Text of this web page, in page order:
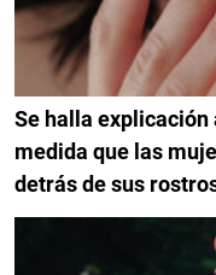
Se halla explicación
medida que las
detrás de sus